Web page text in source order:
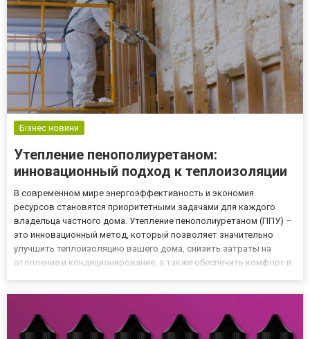
Бізнес новини
Утепление пенополиуретаном:
инновационный подход к теплоизоляции
В современном мире энергоэффективность и экономия
ресурсов становятся приоритетными задачами для каждого
владельца частного дома. Утепление пенополиуретаном (ППУ) –
это инновационный метод, который позволяет значительно
улучшить теплоизоляцию вашего дома, снизить затраты на
отопление и кондиционирование, а также обеспечить комфорт в